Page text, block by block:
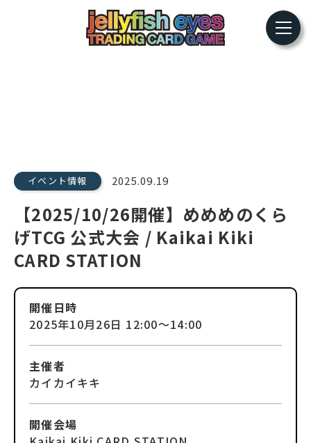
イベント情報 2025.09.19
【2025/10/26開催】めめめのくら
げTCG 公式大会 / Kaikai Kiki
CARD STATION
開催日時
2025年10月26日 12:00〜14:00
主催者
カイカイキキ
開催会場